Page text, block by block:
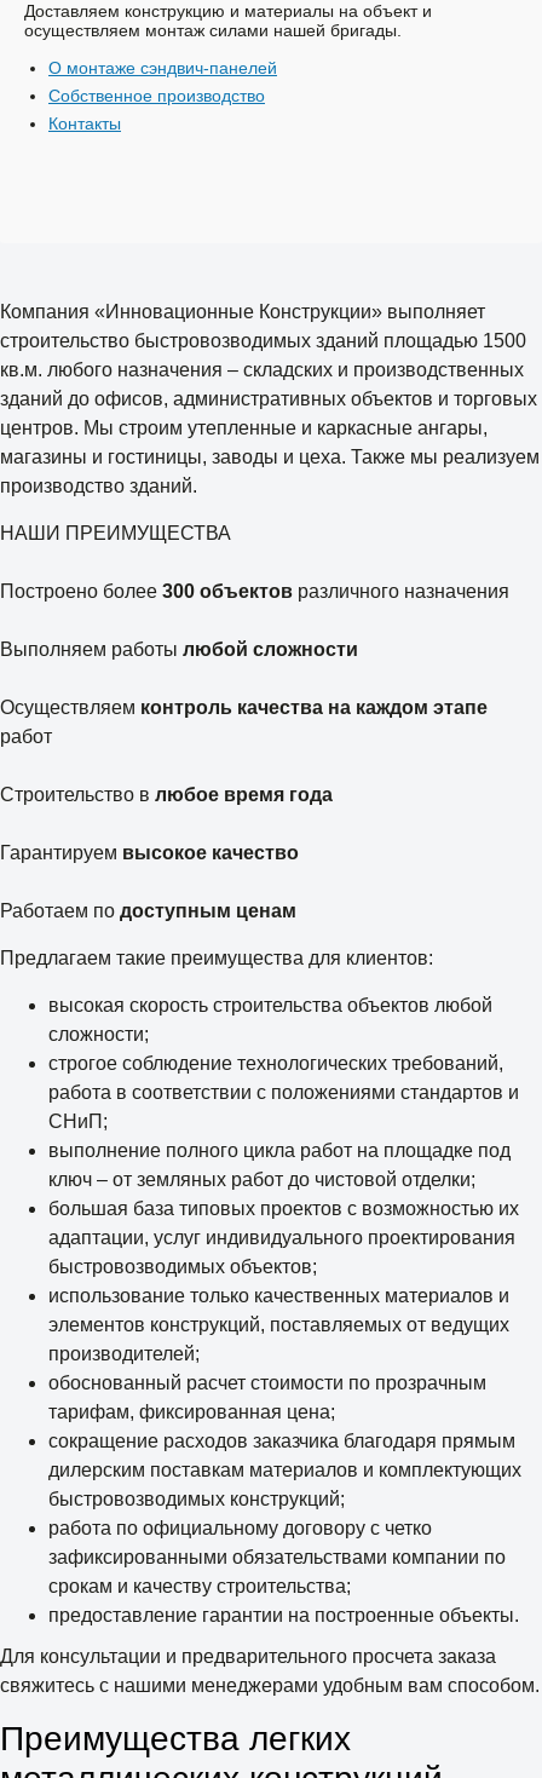
Доставляем конструкцию и материалы на объект и
осуществляем монтаж силами нашей бригады.
О монтаже сэндвич-панелей
Собственное производство
Контакты
Компания «Инновационные Конструкции» выполняет
строительство быстровозводимых зданий площадью 1500
кв.м. любого назначения – складских и производственных
зданий до офисов, административных объектов и торговых
центров. Мы строим утепленные и каркасные ангары,
магазины и гостиницы, заводы и цеха. Также мы реализуем
производство зданий.
НАШИ ПРЕИМУЩЕСТВА
Построено более 300 объектов различного назначения
Выполняем работы любой сложности
Осуществляем контроль качества на каждом этапе
работ
Строительство в любое время года
Гарантируем высокое качество
Работаем по доступным ценам
Предлагаем такие преимущества для клиентов:
высокая скорость строительства объектов любой
сложности;
строгое соблюдение технологических требований,
работа в соответствии с положениями стандартов и
СНиП;
выполнение полного цикла работ на площадке под
ключ – от земляных работ до чистовой отделки;
большая база типовых проектов с возможностью их
адаптации, услуг индивидуального проектирования
быстровозводимых объектов;
использование только качественных материалов и
элементов конструкций, поставляемых от ведущих
производителей;
обоснованный расчет стоимости по прозрачным
тарифам, фиксированная цена;
сокращение расходов заказчика благодаря прямым
дилерским поставкам материалов и комплектующих
быстровозводимых конструкций;
работа по официальному договору с четко
зафиксированными обязательствами компании по
срокам и качеству строительства;
предоставление гарантии на построенные объекты.
Для консультации и предварительного просчета заказа
свяжитесь с нашими менеджерами удобным вам способом.
Преимущества легких